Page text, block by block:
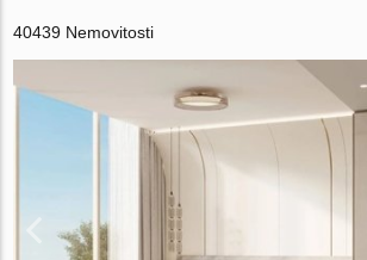
40439 Nemovitosti